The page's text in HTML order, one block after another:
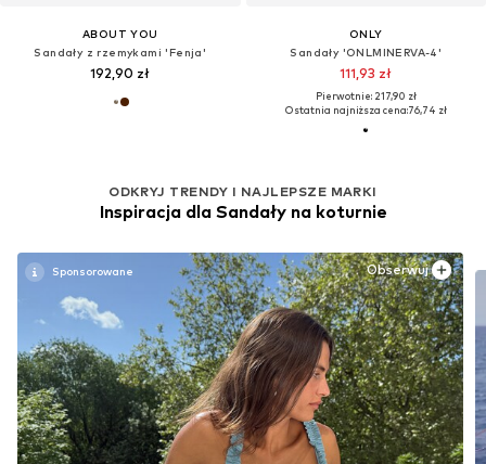
ABOUT YOU
Sandały z rzemykami 'Fenja'
192,90 zł
ODKRYJ TRENDY I NAJLEPSZE MARKI
Inspiracja dla Sandały na koturnie
Obserwuj
ONLY
Sandały 'ONLMINERVA-4'
111,93 zł
Pierwotnie: 217,90 zł
Ostatnia najniższa cena:76,74 zł